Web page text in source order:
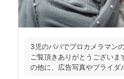
3児のパパでプロカメラマン
ご覧頂きありがとうござい
の他に、広告写真やブライダ